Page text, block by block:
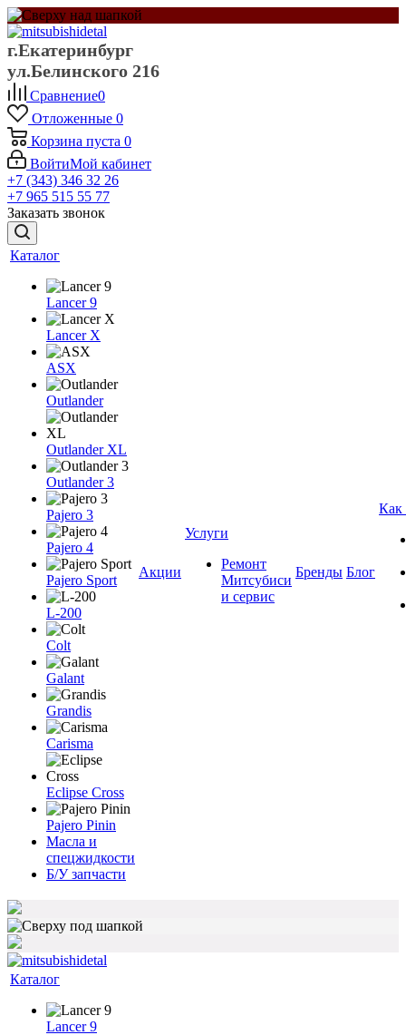
г.Екатеринбург
ул.Белинского 216
Сравнение0
Отложенные 0
Корзина пуста 0
ВойтиМой кабинет
+7 (343) 346 32 26
+7 965 515 55 77
Заказать звонок
Каталог
Lancer 9
Lancer X
ASX
Outlander
Outlander XL
Outlander 3
Pajero 3
Pajero 4
Pajero Sport
L-200
Colt
Galant
Grandis
Carisma
Eclipse Cross
Pajero Pinin
Масла и
спецжидкости
Б/У запчасти
Акции
Услуги
Ремонт
Митсубиси
и сервис
Бренды Блог
Как
Каталог
Lancer 9